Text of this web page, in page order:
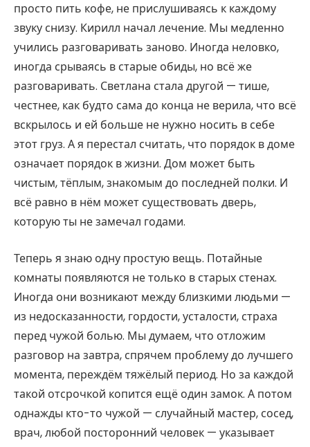
просто пить кофе, не прислушиваясь к каждому
звуку снизу. Кирилл начал лечение. Мы медленно
учились разговаривать заново. Иногда неловко,
иногда срываясь в старые обиды, но всё же
разговаривать. Светлана стала другой — тише,
честнее, как будто сама до конца не верила, что всё
вскрылось и ей больше не нужно носить в себе
этот груз. А я перестал считать, что порядок в доме
означает порядок в жизни. Дом может быть
чистым, тёплым, знакомым до последней полки. И
всё равно в нём может существовать дверь,
которую ты не замечал годами.
Теперь я знаю одну простую вещь. Потайные
комнаты появляются не только в старых стенах.
Иногда они возникают между близкими людьми —
из недосказанности, гордости, усталости, страха
перед чужой болью. Мы думаем, что отложим
разговор на завтра, спрячем проблему до лучшего
момента, переждём тяжёлый период. Но за каждой
такой отсрочкой копится ещё один замок. А потом
однажды кто-то чужой — случайный мастер, сосед,
врач, любой посторонний человек — указывает